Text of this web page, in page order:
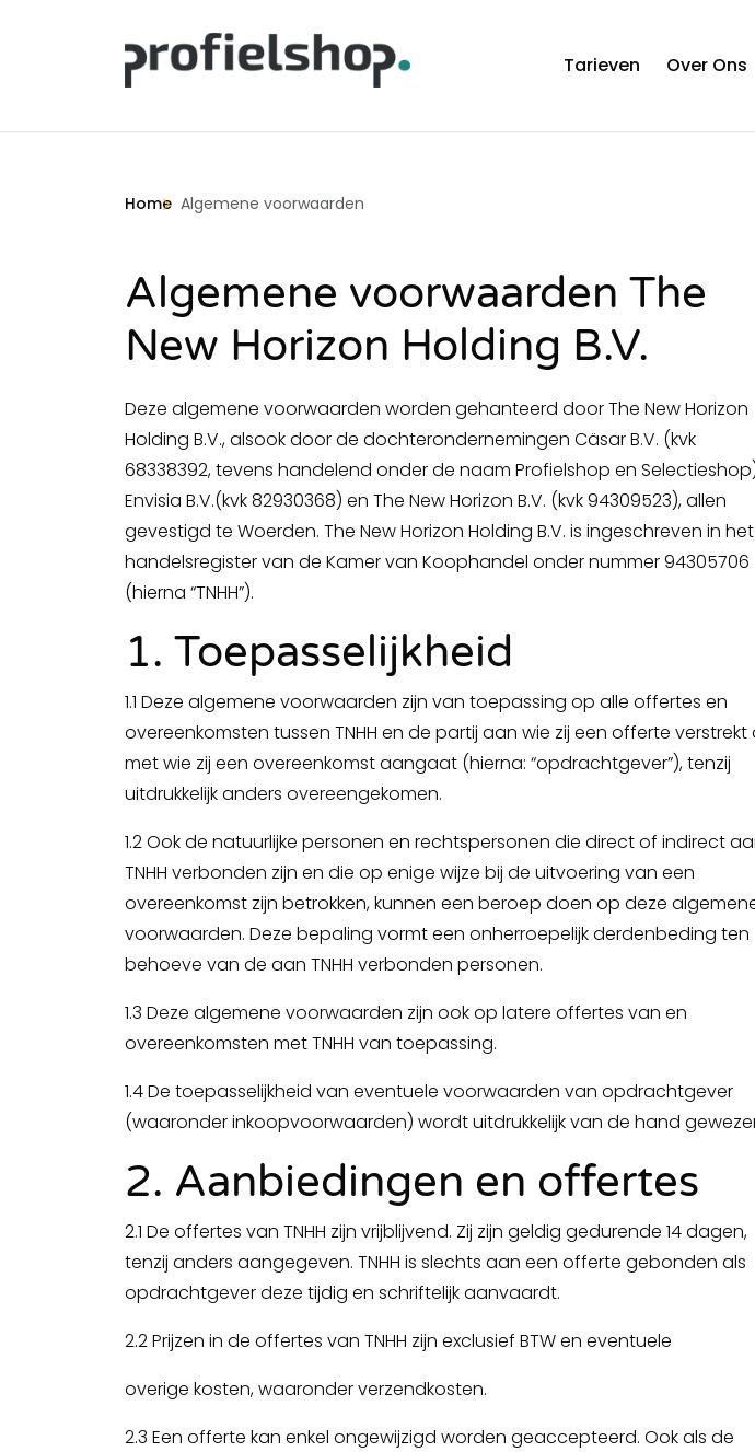
Tarieven Over Ons
Home Algemene voorwaarden
Algemene voorwaarden The
New Horizon Holding B.V.
Deze algemene voorwaarden worden gehanteerd door The New Horizon
Holding B.V., alsook door de dochterondernemingen Cäsar B.V. (kvk
68338392, tevens handelend onder de naam Profielshop en
Envisia B.V.(kvk 82930368) en The New Horizon B.V. (kvk 94309523), allen
gevestigd te Woerden. The New Horizon Holding B.V. is ingeschreven in het
handelsregister van de Kamer van Koophandel onder nummer 94305706
(hierna “TNHH”).
1. Toepasselijkheid
1.1 Deze algemene voorwaarden zijn van toepassing op alle offertes en
overeenkomsten tussen TNHH en de partij aan wie zij een offerte verstrekt
met wie zij een overeenkomst aangaat (hierna: “opdrachtgever”), tenzij
uitdrukkelijk anders overeengekomen.
1.2 Ook de natuurlijke personen en rechtspersonen die direct of indirect
TNHH verbonden zijn en die op enige wijze bij de uitvoering van een
overeenkomst zijn betrokken, kunnen een beroep doen op deze
voorwaarden. Deze bepaling vormt een onherroepelijk derdenbeding ten
behoeve van de aan TNHH verbonden personen.
1.3 Deze algemene voorwaarden zijn ook op latere offertes van en
overeenkomsten met TNHH van toepassing.
1.4 De toepasselijkheid van eventuele voorwaarden van opdrachtgever
(waaronder inkoopvoorwaarden) wordt uitdrukkelijk van de hand
2. Aanbiedingen en offertes
2.1 De offertes van TNHH zijn vrijblijvend. Zij zijn geldig gedurende 14 dagen,
tenzij anders aangegeven. TNHH is slechts aan een offerte gebonden als
opdrachtgever deze tijdig en schriftelijk aanvaardt.
2.2 Prijzen in de offertes van TNHH zijn exclusief BTW en eventuele
overige kosten, waaronder verzendkosten.
2.3 Een offerte kan enkel ongewijzigd worden geaccepteerd. Ook als de